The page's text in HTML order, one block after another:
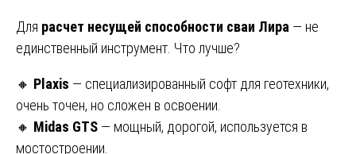
Для расчет несущей способности сваи Лира — не
единственный инструмент. Что лучше?
🔸 Plaxis — специализированный софт для геотехники,
очень точен, но сложен в освоении.
🔸 Midas GTS — мощный, дорогой, используется в
мостостроении.